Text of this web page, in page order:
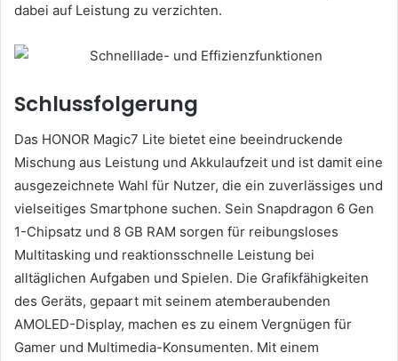
dabei auf Leistung zu verzichten.
Schlussfolgerung
Das HONOR Magic7 Lite bietet eine beeindruckende
Mischung aus Leistung und Akkulaufzeit und ist damit eine
ausgezeichnete Wahl für Nutzer, die ein zuverlässiges und
vielseitiges Smartphone suchen. Sein Snapdragon 6 Gen
1-Chipsatz und 8 GB RAM sorgen für reibungsloses
Multitasking und reaktionsschnelle Leistung bei
alltäglichen Aufgaben und Spielen. Die Grafikfähigkeiten
des Geräts, gepaart mit seinem atemberaubenden
AMOLED-Display, machen es zu einem Vergnügen für
Gamer und Multimedia-Konsumenten. Mit einem